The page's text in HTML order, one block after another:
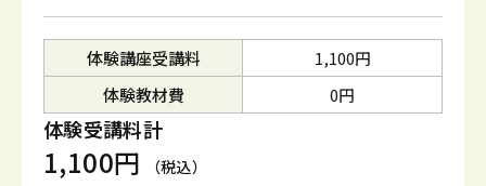
体験講座受講料
1,100円
体験教材費
0円
体験受講料計
1,100円 （税込）